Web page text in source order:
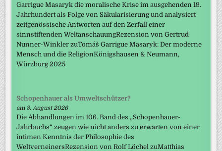
Garrigue Masaryk die moralische Krise im ausgehenden 19.
Jahrhundert als Folge von Säkularisierung und analysiert
zeitgenössische Antworten auf den Zerfall einer
sinnstiftenden WeltanschauungRezension von Gertrud
Nunner-Winkler zuTomáš Garrigue Masaryk: Der moderne
Mensch und die ReligionKönigshausen & Neumann,
Würzburg 2025
Schopenhauer als Umweltschützer?
am 3. August 2026
Die Abhandlungen im 106. Band des „Schopenhauer-
Jahrbuchs“ zeugen wie nicht anders zu erwarten von einer
intimen Kenntnis der Philosophie des
WeltverneinersRezension von Rolf Löchel zuMatthias